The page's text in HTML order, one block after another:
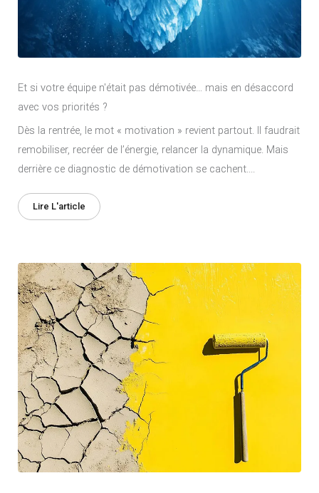
Et si votre équipe n'était pas démotivée… mais en désaccord
avec vos priorités ?
Dès la rentrée, le mot « motivation » revient partout. Il faudrait
remobiliser, recréer de l’énergie, relancer la dynamique. Mais
derrière ce diagnostic de démotivation se cachent....
Lire L'article